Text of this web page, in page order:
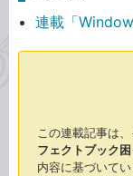
連載「
この連載記事は
フェクトブック
内容に基づいて